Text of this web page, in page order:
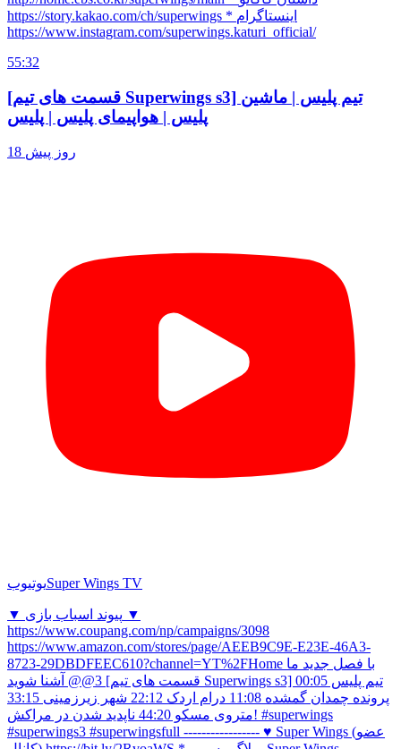
https://story.kakao.com/ch/superwings * اینستاگرام
https://www.instagram.com/superwings.katuri_official/
55:32
[قسمت های تیم Superwings s3] تیم پلیس | ماشین
پلیس | هواپیمای پلیس | پلیس
18 روز پیش
یوتیوبSuper Wings TV
▼ پیوند اسباب بازی ▼
https://www.coupang.com/np/campaigns/3098
https://www.amazon.com/stores/page/AEEB9C9E-E23E-46A3-
8723-29DBDFEEC610?channel=YT%2FHome با فصل جدید ما
3@@ آشنا شوید [قسمت های تیم Superwings s3] تیم پلیس 00:05
پرونده چمدان گمشده 11:08 درام اردک 22:12 شهر زیرزمینی 33:15
متروی مسکو 44:20 ناپدید شدن در مراکش! #superwings
#superwings3 #superwingsfull ----------------- ♥ Super Wings (عضو